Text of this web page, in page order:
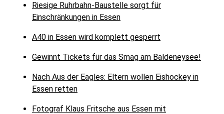
Riesige Ruhrbahn-Baustelle sorgt für
Einschränkungen in Essen
A40 in Essen wird komplett gesperrt
Gewinnt Tickets für das Smag am Baldeneysee!
Nach Aus der Eagles: Eltern wollen Eishockey in
Essen retten
Fotograf Klaus Fritsche aus Essen mit